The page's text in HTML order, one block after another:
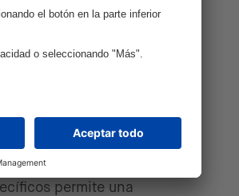
una base confiable para
un ciclo de mejora
permite una